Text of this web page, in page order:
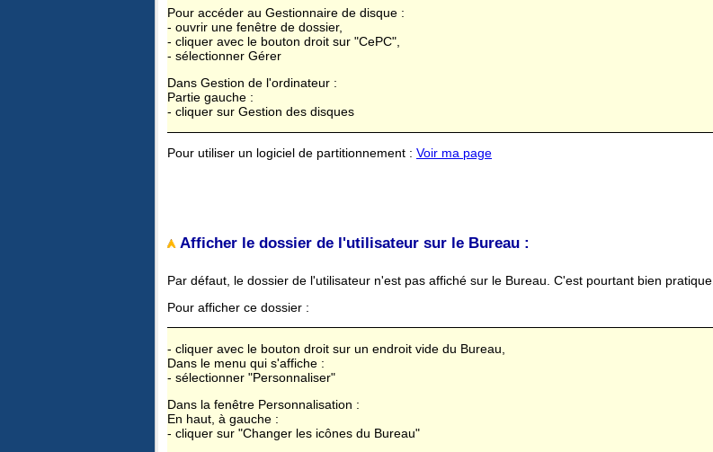
Pour accéder au Gestionnaire de disque :
- ouvrir une fenêtre de dossier,
- cliquer avec le bouton droit sur "CePC",
- sélectionner Gérer
Dans Gestion de l'ordinateur :
Partie gauche :
- cliquer sur Gestion des disques
Pour utiliser un logiciel de partitionnement : Voir ma page
Afficher le dossier de l'utilisateur sur le Bureau :
Par défaut, le dossier de l'utilisateur n'est pas affiché sur le Bureau. C'est pourtant bien pratique.
Pour afficher ce dossier :
- cliquer avec le bouton droit sur un endroit vide du Bureau,
Dans le menu qui s'affiche :
- sélectionner "Personnaliser"
Dans la fenêtre Personnalisation :
En haut, à gauche :
- cliquer sur "Changer les icônes du Bureau"